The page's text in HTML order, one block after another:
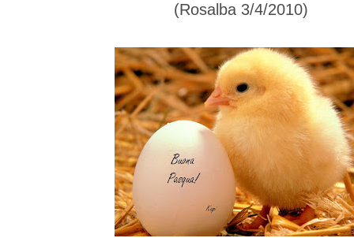
(Rosalba 3/4/2010)